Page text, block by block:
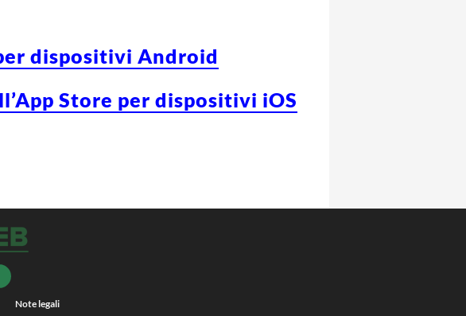
dispositivi Android
Store per dispositivi iOS
Note legali